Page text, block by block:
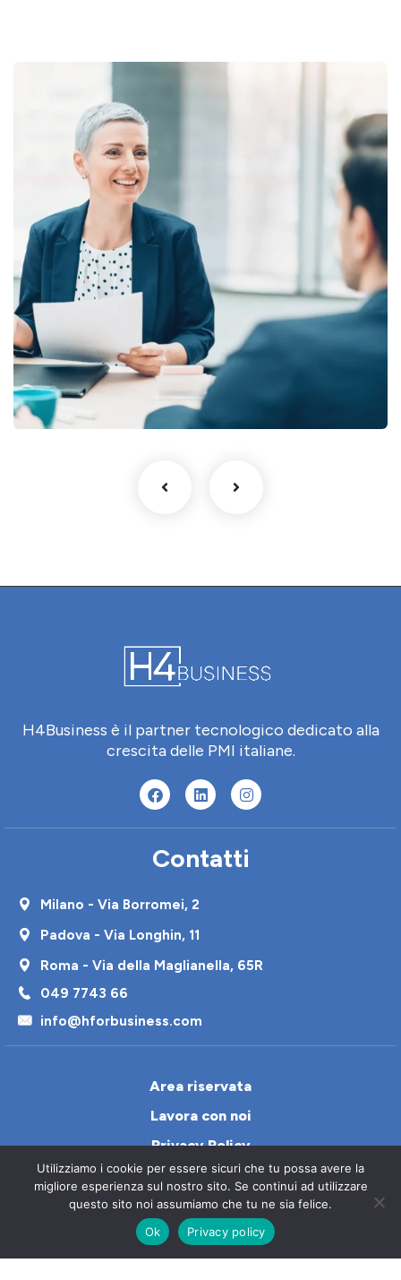
Finance 101: Start Now
Finance
Contatti
Milano - Via Borromei, 2
Padova - Via Longhin, 11
Roma - Via della Maglianella, 65R
049 7743 66
info@hforbusiness.com
H4Business è il partner tecnologico dedicato alla
crescita delle PMI italiane.
Area riservata
Lavora con noi
Privacy Policy
Cookie Policy
Contatti
© 2026 All Rights Reserved H4Business S.p.a. – P.I
Utilizziamo i cookie per essere sicuri che tu possa avere la
migliore esperienza sul nostro sito. Se continui ad utilizzare
questo sito noi assumiamo che tu ne sia felice.
Ok
Privacy policy
Italiano